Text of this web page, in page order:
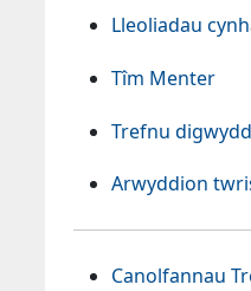
Lleoliadau
Tîm Menter
Trefnu
Arwyddion
Canolfannau